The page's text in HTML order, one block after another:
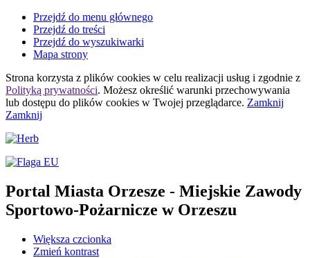
Przejdź do menu głównego
Przejdź do treści
Przejdź do wyszukiwarki
Mapa strony
Strona korzysta z plików cookies w celu realizacji usług i zgodnie z
Polityką prywatności. Możesz określić warunki przechowywania
lub dostępu do plików cookies w Twojej przeglądarce. Zamknij
Zamknij
Portal Miasta Orzesze - Miejskie Zawody
Sportowo-Pożarnicze w Orzeszu
Większa czcionka
Zmień kontrast